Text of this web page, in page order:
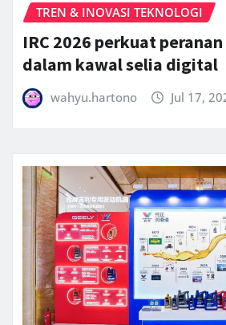
TREN & INOVASI TEKNOLOGI
IRC 2026 perkuat
dalam kawal selia digital
wahyu.hartono Jul 17,